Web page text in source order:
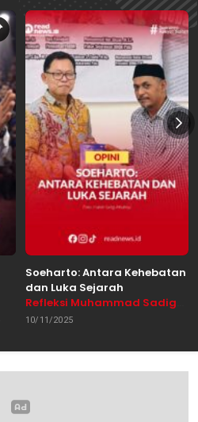
Soeharto: Antara Kehebatan
dan Luka Sejarah
Refleksi Muhammad Sadig
Alhabsyie, Akademisi UIN
Pemerhati Gerakan
10/11/2025